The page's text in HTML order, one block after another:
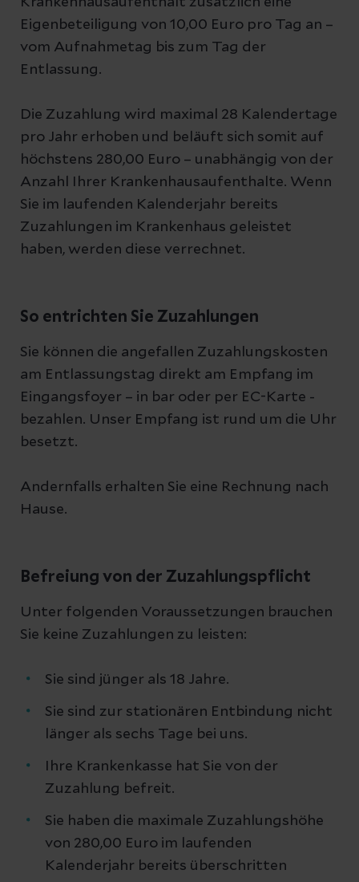
Eigenbeteiligung von 10,00 Euro pro Tag an –
vom Aufnahmetag bis zum Tag der
Entlassung.
Die Zuzahlung wird maximal 28 Kalendertage
pro Jahr erhoben und beläuft sich somit auf
höchstens 280,00 Euro – unabhängig von der
Anzahl Ihrer Krankenhausaufenthalte. Wenn
Sie im laufenden Kalenderjahr bereits
Zuzahlungen im Krankenhaus geleistet
haben, werden diese verrechnet.
So entrichten Sie Zuzahlungen
Sie können die angefallen Zuzahlungskosten
am Entlassungstag direkt am Empfang im
Eingangsfoyer – in bar oder per EC-Karte -
bezahlen. Unser Empfang ist rund um die Uhr
besetzt.
Andernfalls erhalten Sie eine Rechnung nach
Hause.
Befreiung von der Zuzahlungspflicht
Unter folgenden Voraussetzungen brauchen
Sie keine Zuzahlungen zu leisten:
Sie sind jünger als 18 Jahre.
Sie sind zur stationären Entbindung nicht
länger als sechs Tage bei uns.
Ihre Krankenkasse hat Sie von der
Zuzahlung befreit.
Sie haben die maximale Zuzahlungshöhe
von 280,00 Euro im laufenden
Kalenderjahr bereits überschritten